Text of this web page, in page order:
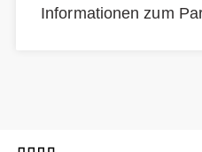
Informationen zum